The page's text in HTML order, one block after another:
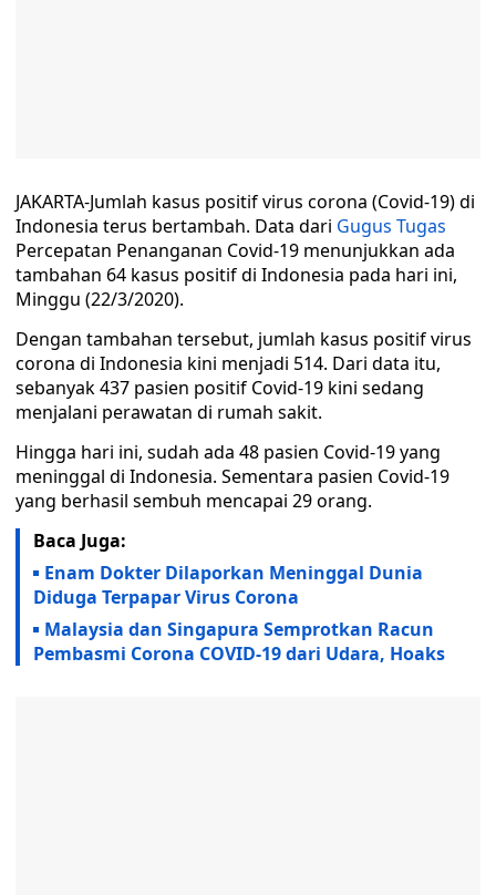
JAKARTA-Jumlah kasus positif virus corona (Covid-19) di
Indonesia terus bertambah. Data dari Gugus Tugas
Percepatan Penanganan Covid-19 menunjukkan ada
tambahan 64 kasus positif di Indonesia pada hari ini,
Minggu (22/3/2020).
Dengan tambahan tersebut, jumlah kasus positif virus
corona di Indonesia kini menjadi 514. Dari data itu,
sebanyak 437 pasien positif Covid-19 kini sedang
menjalani perawatan di rumah sakit.
Hingga hari ini, sudah ada 48 pasien Covid-19 yang
meninggal di Indonesia. Sementara pasien Covid-19
yang berhasil sembuh mencapai 29 orang.
Baca Juga:
Enam Dokter Dilaporkan Meninggal Dunia
Diduga Terpapar Virus Corona
Malaysia dan Singapura Semprotkan Racun
Pembasmi Corona COVID-19 dari Udara, Hoaks